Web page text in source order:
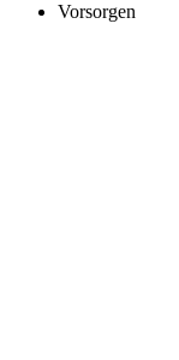
Vorsorgen